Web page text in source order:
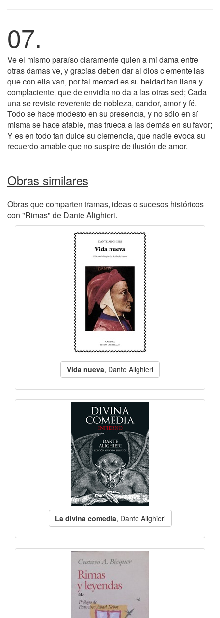
07.
Ve el mismo paraíso claramente quien a mi dama entre
otras damas ve, y gracias deben dar al dios clemente las
que con ella van, por tal merced es su beldad tan llana y
complaciente, que de envidia no da a las otras sed; Cada
una se reviste reverente de nobleza, candor, amor y fé.
Todo se hace modesto en su presencia, y no sólo en sí
misma se hace afable, mas trueca a las demás en su favor;
Y es en todo tan dulce su clemencia, que nadie evoca su
recuerdo amable que no suspire de ilusión de amor.
Obras similares
Obras que comparten tramas, ideas o sucesos históricos
con "Rimas" de Dante Alighieri.
Vida nueva, Dante Alighieri
La divina comedia, Dante Alighieri